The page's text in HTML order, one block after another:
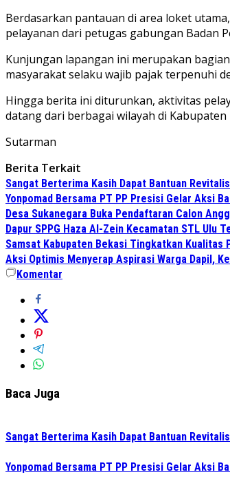
​Berdasarkan pantauan di area loket
pelayanan dari petugas gabungan Badan
​Kunjungan lapangan ini merupakan
masyarakat selaku wajib pajak terpenuhi
​Hingga berita ini diturunkan, aktivitas
datang dari berbagai wilayah di Kabupaten
Sutarman
Berita Terkait
Sangat Berterima Kasih Dapat Bantuan
Yonpomad Bersama PT PP Presisi Gelar Aksi
Desa Sukanegara Buka Pendaftaran Calon
Dapur SPPG Haza Al-Zein Kecamatan STL Ulu
Samsat Kabupaten Bekasi Tingkatkan Kualitas
Aksi Optimis Menyerap Aspirasi Warga Dapil,
Komentar
Baca Juga
Sangat Berterima Kasih Dapat Bantuan
Yonpomad Bersama PT PP Presisi Gelar Aksi